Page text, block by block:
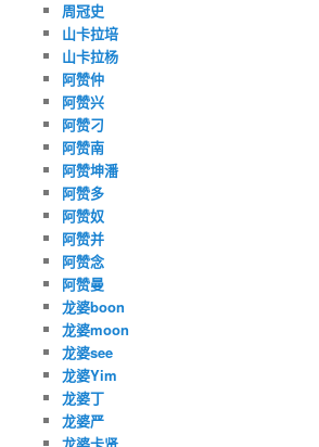
周冠史
山卡拉培
山卡拉杨
阿赞仲
阿赞兴
阿赞刁
阿赞南
阿赞坤潘
阿赞多
阿赞奴
阿赞并
阿赞念
阿赞曼
龙婆boon
龙婆moon
龙婆see
龙婆Yim
龙婆丁
龙婆严